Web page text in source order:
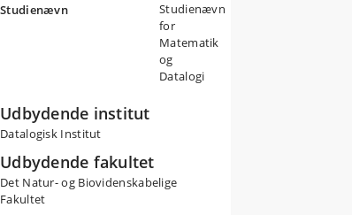
Studienævn
Studienævn
for
Matematik
og
Datalogi
Udbydende institut
Datalogisk Institut
Udbydende fakultet
Det Natur- og Biovidenskabelige
Fakultet